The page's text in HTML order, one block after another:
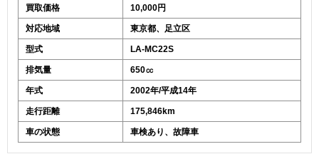
買取価格 10,000円
対応地域 東京都、足立区
型式 LA-MC22S
排気量 650㏄
年式 2002年/平成14年
走行距離 175,846km
車の状態 車検あり、故障車